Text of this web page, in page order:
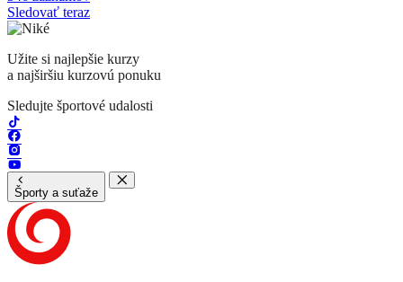
Sledovať teraz
Užite si najlepšie kurzy
a najširšiu kurzovú ponuku
Sledujte športové udalosti
Športy a suťaže